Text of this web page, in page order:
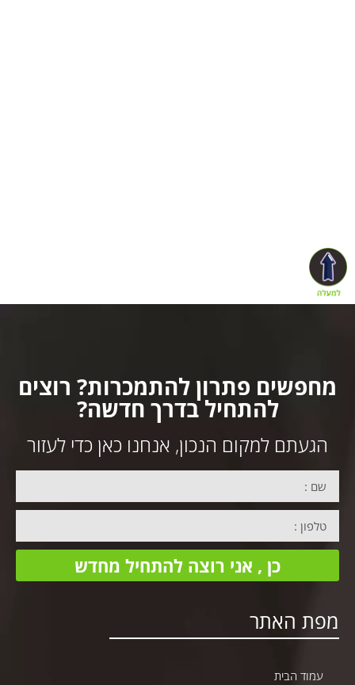
מחפשים פתרון להתמכרות? רוצים
להתחיל בדרך חדשה?
הגעתם למקום הנכון, אנחנו כאן כדי לעזור
כן , אני רוצה להתחיל מחדש
מפת האתר
עמוד הבית